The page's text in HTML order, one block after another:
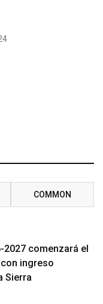
COMMON
comenzará el
ingreso
Sierra